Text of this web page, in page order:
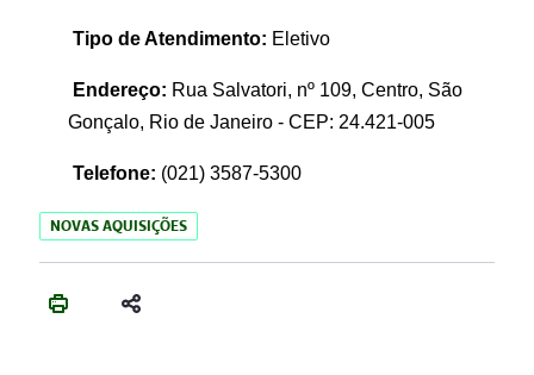
Tipo de Atendimento: Eletivo
Endereço: Rua Salvatori, nº 109, Centro, São
Gonçalo, Rio de Janeiro - CEP: 24.421-005
Telefone: (021) 3587-5300
NOVAS AQUISIÇÕES